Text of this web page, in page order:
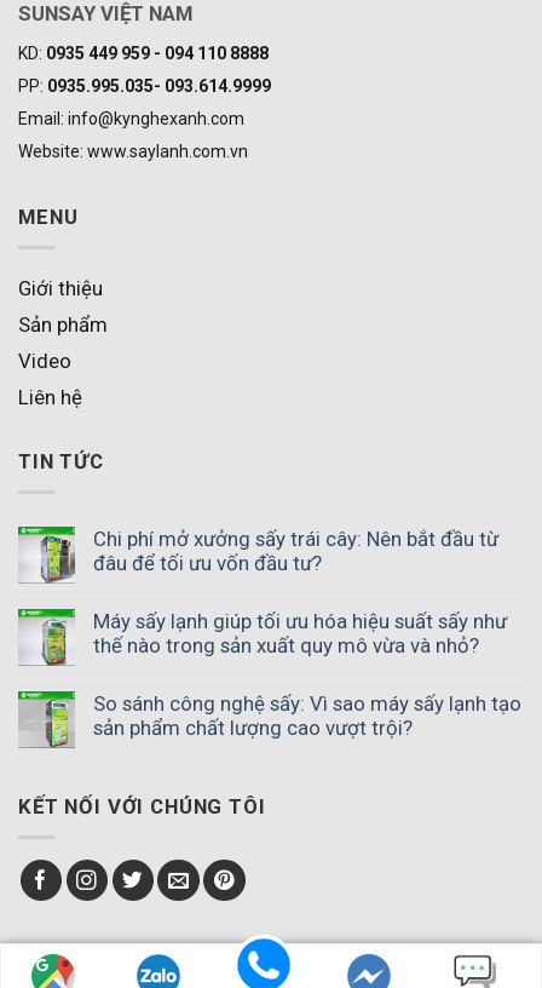
SUNSAY VIỆT NAM
KD: 0935 449 959 - 094 110 8888
PP: 0935.995.035- 093.614.9999
Email: info@kynghexanh.com
Website: www.saylanh.com.vn
MENU
Giới thiệu
Sản phẩm
Video
Liên hệ
TIN TỨC
Chi phí mở xưởng sấy trái cây: Nên bắt đầu từ
đâu để tối ưu vốn đầu tư?
Máy sấy lạnh giúp tối ưu hóa hiệu suất sấy như
thế nào trong sản xuất quy mô vừa và nhỏ?
So sánh công nghệ sấy: Vì sao máy sấy lạnh tạo
sản phẩm chất lượng cao vượt trội?
KẾT NỐI VỚI CHÚNG TÔI
Copyright ® 2023Máy sấy lạnh SUNSAY. All rights reserved.